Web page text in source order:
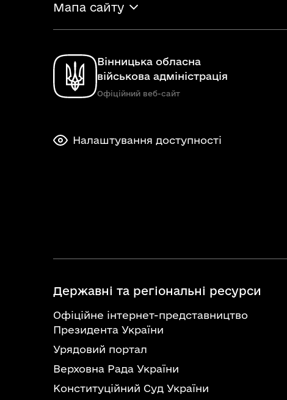
Мапа сайту
Вінницька обласна
військова адміністрація
Офіційний веб-сайт
Налаштування доступності
Державні та регіональні ресурси
Офіційне інтернет-представництво
Президента України
Урядовий портал
Верховна Рада України
Конституційний Суд України